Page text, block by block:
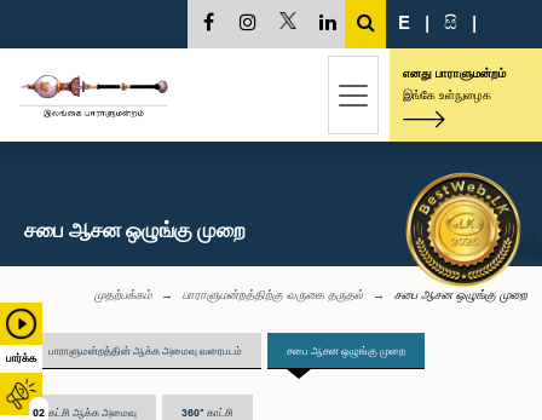
பார்க்க
02
E | සි |
எனது பாராளுமன்றம்
இங்கே உள்நுழைக
சபை ஆசன ஒழுங்கு முறை
முதற்பக்கம் பாராளுமன்றத்திற்கு வருகை தருதல் சபை ஆசன ஒழுங்கு முறை
பாராளுமன்றத்தின் ஆக்க அமைவு வரைபடம் சபை ஆசன ஒழுங்கு முறை
கட்சி ஆக்க அமைவு 360° காட்சி